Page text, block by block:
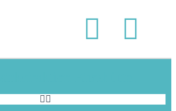
Stadtentwicklung
Wohnen